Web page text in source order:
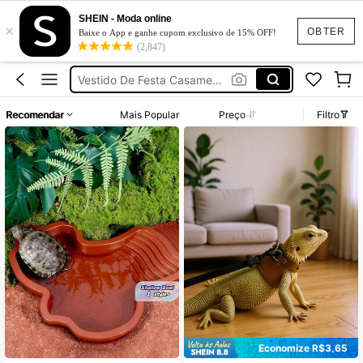
OBTER
×
SHEIN - Moda online
Baixe o App e ganhe cupom exclusivo de 15% OFF!
(2,847)
Calça Jeans Feminina
Vestido Feminino
Conjunto Feminino
Vestido De Festa Casamento
Calça Jeans Feminina
Vestido Feminino
Recomendar Mais Popular Preço Filtro
Economize R$3,65